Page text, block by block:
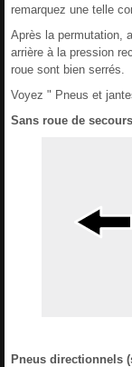
remarquez une telle
Après la permutation,
arrière à la pression
roue sont bien serrés.
Voyez " Pneus et
Sans roue de secours
Pneus directionnels